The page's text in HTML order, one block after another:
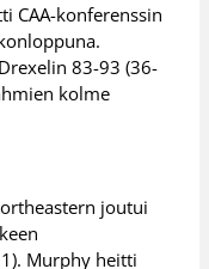
CAA-konferenssin
83-93 (36-
kolme
joutui
Murphy heitti